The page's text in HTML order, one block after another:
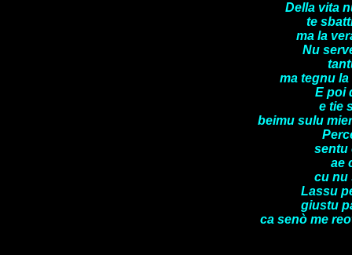
Della vita
te
ma la
Nu
ma tegnu la
E poi
e tie
beimu sulu
sentu
ae
cu nu
Lassu
giustu
ca senò me